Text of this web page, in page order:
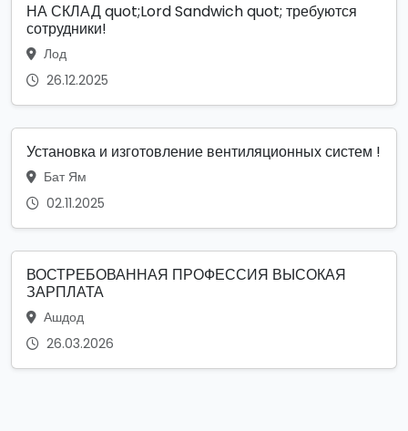
НА СКЛАД quot;Lord Sandwich quot; требуются
сотрудники!
Лод
26.12.2025
Установка и изготовление вентиляционных систем !
Бат Ям
02.11.2025
ВОСТРЕБОВАННАЯ ПРОФЕССИЯ ВЫСОКАЯ
ЗАРПЛАТА
Ашдод
26.03.2026